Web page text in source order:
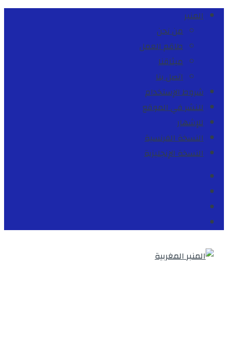
المنبر
من نحن
طاقم العمل
ميثاقنا
اتصل بنا
شروط الإستخدام
للنشر في الموقع
للإشهار
النسخة الفرنسية
النسخة الإنجليزية